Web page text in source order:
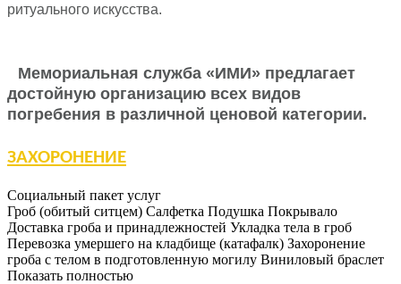
ритуального искусства.
Мемориальная служба «ИМИ» предлагает
достойную организацию всех видов
погребения в различной ценовой категории.
ЗАХОРОНЕНИЕ
Социальный пакет услуг
Гроб (обитый ситцем) Салфетка Подушка Покрывало
Доставка гроба и принадлежностей Укладка тела в гроб
Перевозка умершего на кладбище (катафалк) Захоронение
гроба с телом в подготовленную могилу Виниловый браслет
Показать полностью